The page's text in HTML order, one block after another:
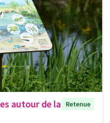
autour de la
Retenue